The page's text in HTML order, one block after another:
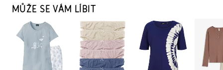
MŮŽE SE VÁM LÍBIT